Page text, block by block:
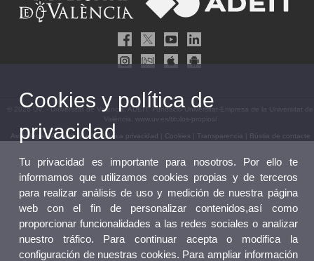
© 2026 UV. - Universitat de València. ADEIT, Fundació Universitat-Empresa de la Universitat de
València. www.uv.es/titulos-propios/
Aviso legal|Accesibilidad|Política privacidad Cookies Transparencia Bústia de contacte
Cookies y política de
privacidad
Tu privacidad es importante para nosotros. Por ello te
informamos que utilizamos cookies propias y de terceros
para realizar análisis de uso y medición de nuestra página
web con el fin de personalizar contenidos,así como
proporcionar funcionalidades a las redes sociales o analizar
nuestro tráfico. Para continuar acepta o modifica la
configuración de nuestras cookies. Para ampliar información